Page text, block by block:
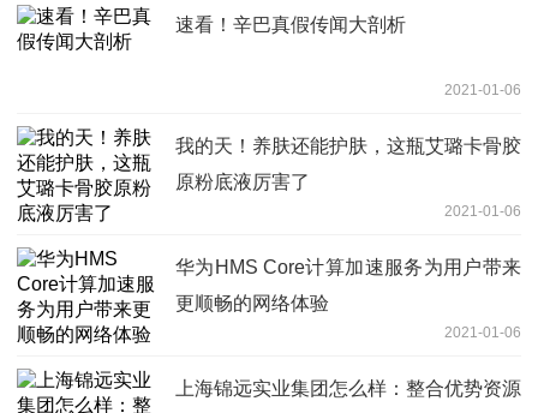
速看！辛巴真假传闻大剖析
2021-01-06
我的天！养肤还能护肤，这瓶艾璐卡骨胶
原粉底液厉害了
2021-01-06
华为HMS Core计算加速服务为用户带来
更顺畅的网络体验
2021-01-06
上海锦远实业集团怎么样：整合优势资源